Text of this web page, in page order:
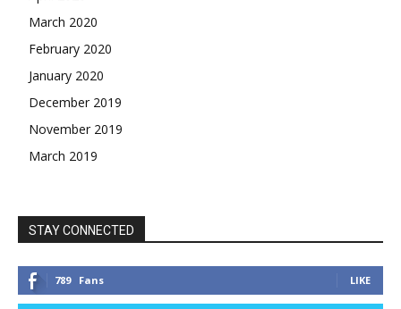
March 2020
February 2020
January 2020
December 2019
November 2019
March 2019
STAY CONNECTED
789 Fans LIKE